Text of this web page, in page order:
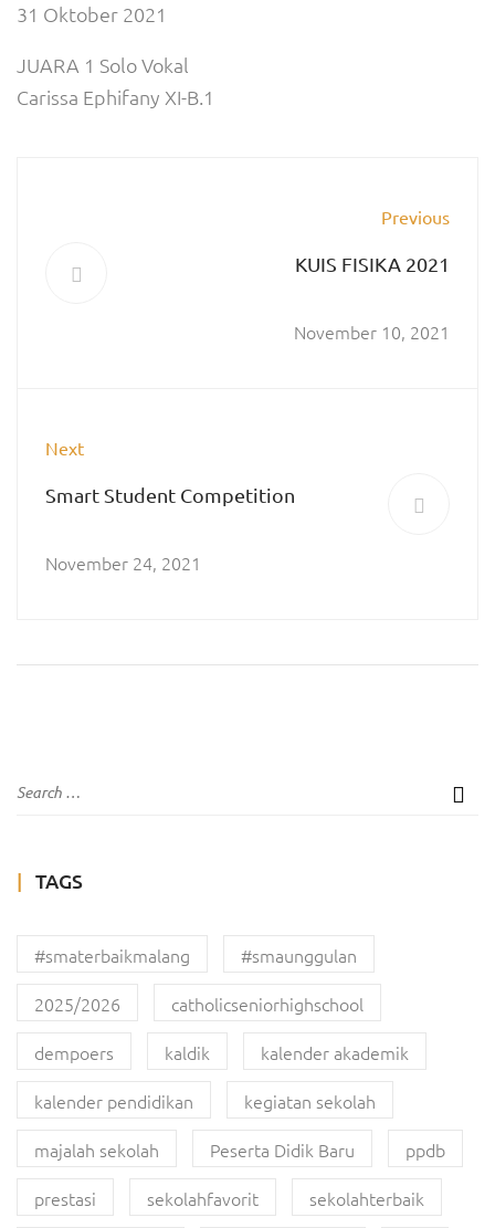
31 Oktober 2021
JUARA 1 Solo Vokal
Carissa Ephifany XI-B.1
Previous
KUIS FISIKA 2021
November 10, 2021
Next
Smart Student Competition
November 24, 2021
TAGS
#smaterbaikmalang
#smaunggulan
2025/2026
catholicseniorhighschool
dempoers
kaldik
kalender akademik
kalender pendidikan
kegiatan sekolah
majalah sekolah
Peserta Didik Baru
ppdb
prestasi
sekolahfavorit
sekolahterbaik